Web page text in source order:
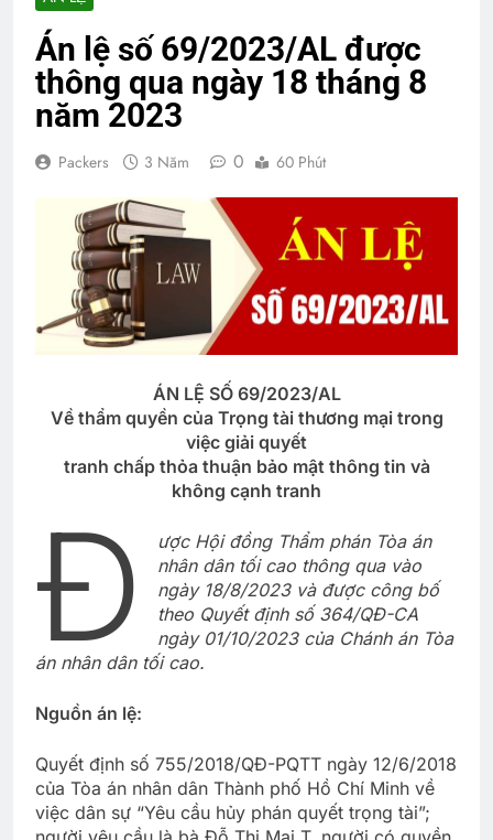
Án lệ số 69/2023/AL được
thông qua ngày 18 tháng 8
năm 2023
Packers 3 Năm 0 60 Phút
ÁN LỆ SỐ 69/2023/AL
Về thẩm quyền của Trọng tài thương mại trong
việc giải quyết
tranh chấp thỏa thuận bảo mật thông tin và
không cạnh tranh
Đ
ược Hội đồng Thẩm phán Tòa án
nhân dân tối cao thông qua vào
ngày 18/8/2023 và được công bố
theo Quyết định số 364/QĐ-CA
ngày 01/10/2023 của Chánh án Tòa
án nhân dân tối cao.
Nguồn án lệ:
Quyết định số 755/2018/QĐ-PQTT ngày 12/6/2018
của Tòa án nhân dân Thành phố Hồ Chí Minh về
việc dân sự “Yêu cầu hủy phán quyết trọng tài”;